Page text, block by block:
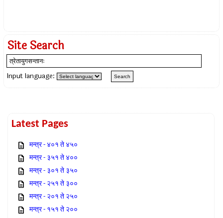
Site Search
Input language:
Latest Pages
मन्त्र - ४०१ ते ४५०
मन्त्र - ३५१ ते ४००
मन्त्र - ३०१ ते ३५०
मन्त्र - २५१ ते ३००
मन्त्र - २०१ ते २५०
मन्त्र - १५१ ते २००